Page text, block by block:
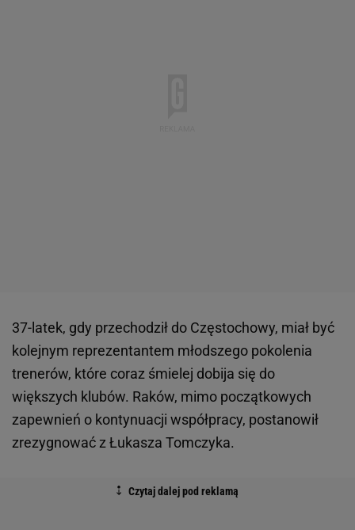
37-latek, gdy przechodził do Częstochowy, miał być
kolejnym reprezentantem młodszego pokolenia
trenerów, które coraz śmielej dobija się do
większych klubów. Raków, mimo początkowych
zapewnień o kontynuacji współpracy, postanowił
zrezygnować z Łukasza Tomczyka.